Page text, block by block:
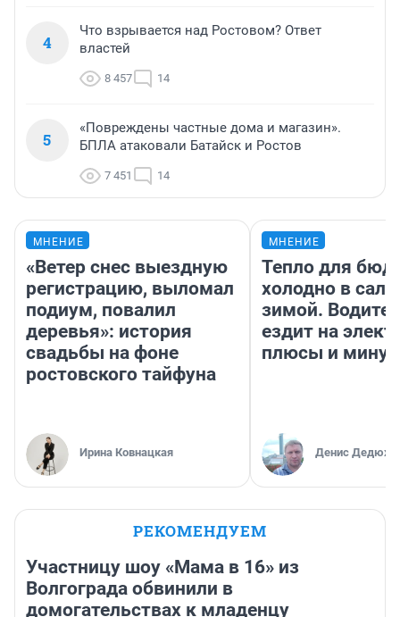
4
Что взрывается над Ростовом? Ответ
властей
8 457 14
5
«Повреждены частные дома и магазин».
БПЛА атаковали Батайск и Ростов
7 451 14
МНЕНИЕ
«Ветер снес выездную
регистрацию, выломал
подиум, повалил
деревья»: история
свадьбы на фоне
ростовского тайфуна
Ирина Ковнацкая
МНЕНИЕ
Тепло для
холодно в
зимой.
ездит на
плюсы и
Денис
РЕКОМЕНДУЕМ
Участницу шоу «Мама в 16» из
Волгограда обвинили в
домогательствах к младенцу